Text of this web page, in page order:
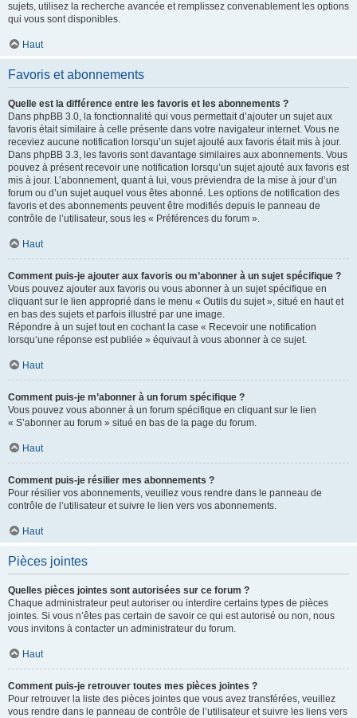
sujets, utilisez la recherche avancée et remplissez convenablement les options
qui vous sont disponibles.
Haut
Favoris et abonnements
Quelle est la différence entre les favoris et les abonnements ?
Dans phpBB 3.0, la fonctionnalité qui vous permettait d’ajouter un sujet aux
favoris était similaire à celle présente dans votre navigateur internet. Vous ne
receviez aucune notification lorsqu’un sujet ajouté aux favoris était mis à jour.
Dans phpBB 3.3, les favoris sont davantage similaires aux abonnements. Vous
pouvez à présent recevoir une notification lorsqu’un sujet ajouté aux favoris est
mis à jour. L’abonnement, quant à lui, vous préviendra de la mise à jour d’un
forum ou d’un sujet auquel vous êtes abonné. Les options de notification des
favoris et des abonnements peuvent être modifiés depuis le panneau de
contrôle de l’utilisateur, sous les « Préférences du forum ».
Haut
Comment puis-je ajouter aux favoris ou m’abonner à un sujet spécifique ?
Vous pouvez ajouter aux favoris ou vous abonner à un sujet spécifique en
cliquant sur le lien approprié dans le menu « Outils du sujet », situé en haut et
en bas des sujets et parfois illustré par une image.
Répondre à un sujet tout en cochant la case « Recevoir une notification
lorsqu’une réponse est publiée » équivaut à vous abonner à ce sujet.
Haut
Comment puis-je m’abonner à un forum spécifique ?
Vous pouvez vous abonner à un forum spécifique en cliquant sur le lien
« S’abonner au forum » situé en bas de la page du forum.
Haut
Comment puis-je résilier mes abonnements ?
Pour résilier vos abonnements, veuillez vous rendre dans le panneau de
contrôle de l’utilisateur et suivre le lien vers vos abonnements.
Haut
Pièces jointes
Quelles pièces jointes sont autorisées sur ce forum ?
Chaque administrateur peut autoriser ou interdire certains types de pièces
jointes. Si vous n’êtes pas certain de savoir ce qui est autorisé ou non, nous
vous invitons à contacter un administrateur du forum.
Haut
Comment puis-je retrouver toutes mes pièces jointes ?
Pour retrouver la liste des pièces jointes que vous avez transférées, veuillez
vous rendre dans le panneau de contrôle de l’utilisateur et suivre les liens vers